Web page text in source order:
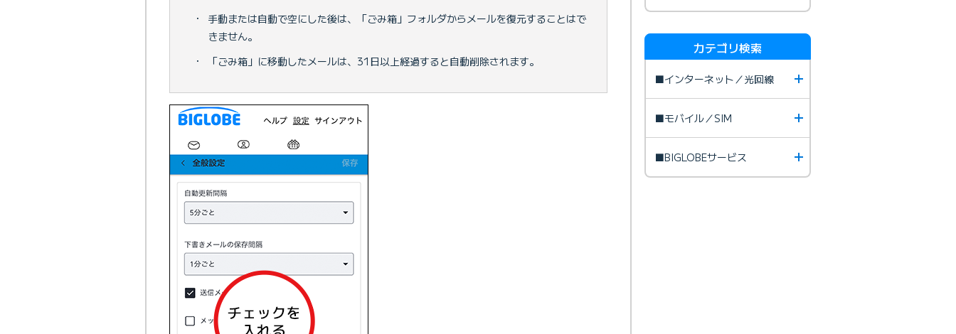
・
手動または自動で空にした後は、「ごみ箱」フォルダからメールを復元することはで
きません。
・
「ごみ箱」に移動したメールは、31日以上経過すると自動削除されます。
カテゴリ検索
■インターネット／光回線
■モバイル／SIM
■BIGLOBEサービス